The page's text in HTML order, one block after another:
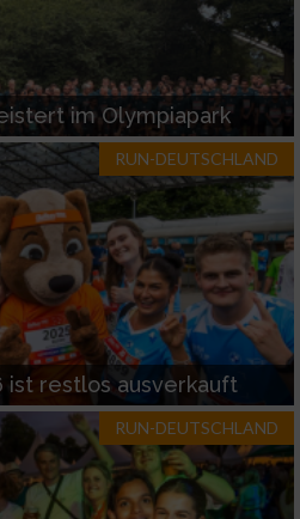
im Olympiapark
RUN-DEUTSCHLAND
ist restlos ausverkauft
RUN-DEUTSCHLAND